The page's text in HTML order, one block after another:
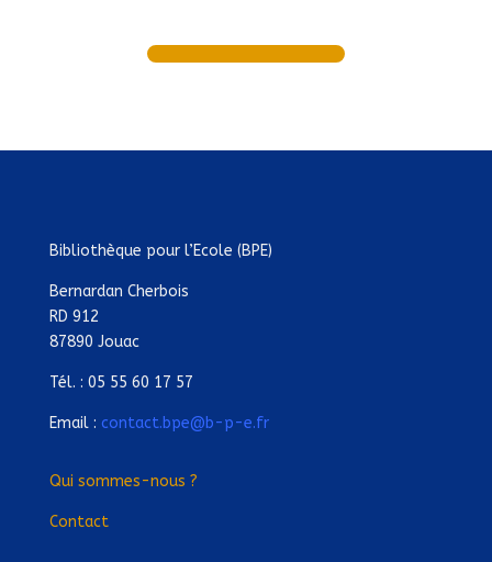
Bibliothèque pour l’Ecole (BPE)
Bernardan Cherbois
RD 912
87890 Jouac
Tél. : 05 55 60 17 57
Email : contact.bpe@b-p-e.fr
Qui sommes-nous ?
Contact